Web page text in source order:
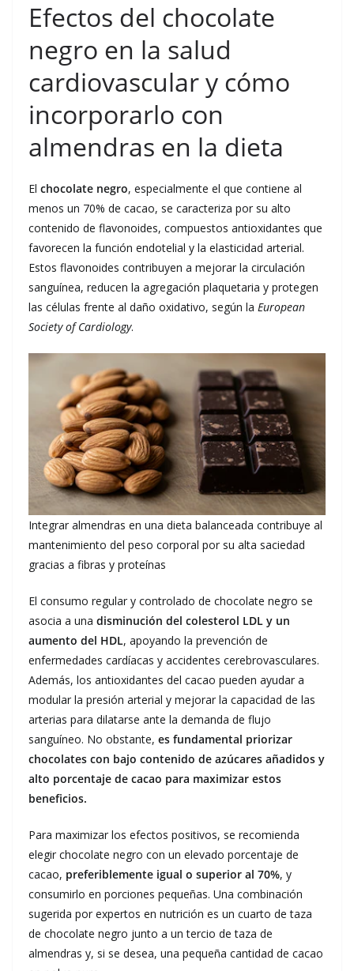
Efectos del chocolate
negro en la salud
cardiovascular y cómo
incorporarlo con
almendras en la dieta
El chocolate negro, especialmente el que contiene al
menos un 70% de cacao, se caracteriza por su alto
contenido de flavonoides, compuestos antioxidantes que
favorecen la función endotelial y la elasticidad arterial.
Estos flavonoides contribuyen a mejorar la circulación
sanguínea, reducen la agregación plaquetaria y protegen
las células frente al daño oxidativo, según la European
Society of Cardiology.
Integrar almendras en una dieta balanceada contribuye al
mantenimiento del peso corporal por su alta saciedad
gracias a fibras y proteínas
El consumo regular y controlado de chocolate negro se
asocia a una disminución del colesterol LDL y un
aumento del HDL, apoyando la prevención de
enfermedades cardíacas y accidentes cerebrovasculares.
Además, los antioxidantes del cacao pueden ayudar a
modular la presión arterial y mejorar la capacidad de las
arterias para dilatarse ante la demanda de flujo
sanguíneo. No obstante, es fundamental priorizar
chocolates con bajo contenido de azúcares añadidos y
alto porcentaje de cacao para maximizar estos
beneficios.
Para maximizar los efectos positivos, se recomienda
elegir chocolate negro con un elevado porcentaje de
cacao, preferiblemente igual o superior al 70%, y
consumirlo en porciones pequeñas. Una combinación
sugerida por expertos en nutrición es un cuarto de taza
de chocolate negro junto a un tercio de taza de
almendras y, si se desea, una pequeña cantidad de cacao